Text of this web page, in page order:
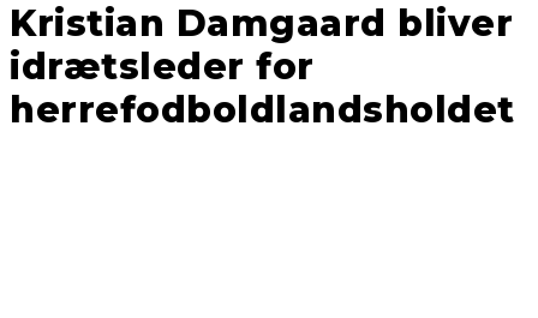
Kristian Damgaard bliver
idrætsleder for
herrefodboldlandsholdet